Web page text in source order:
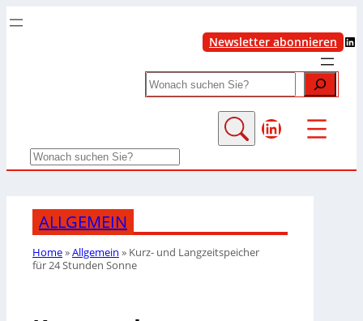
Newsletter abonnieren LinkedIn
Search
LinkedIn
Search
ALLGEMEIN
Home»Allgemein » Kurz- und Langzeitspeicher
für 24 Stunden Sonne